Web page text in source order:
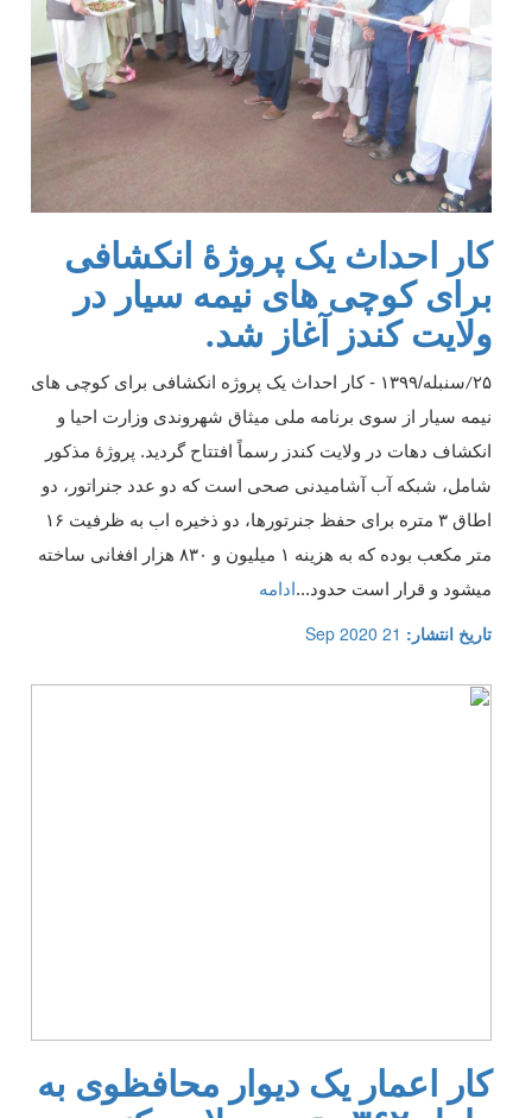
کار احداث یک پروژۀ انکشافی
برای کوچی های نیمه سیار در
ولایت کندز آغاز شد.
۲۵/
سنبله/۱۳۹۹ - کار احداث یک پروژه انکشافی برای کوچی های
نیمه سیار از سوی برنامه ملی میثاق شهروندی وزارت احیا و
انکشاف دهات در ولایت کندز رسماً افتتاح گردید. پروژۀ مذکور
شامل، شبکه آب آشامیدنی صحی است که دو عدد جنراتور، دو
اطاق ۳ متره برای حفظ جنرتورها، دو ذخیره اب به ظرفیت ۱۶
متر مکعب بوده که به هزینه ۱ میلیون و ۸۳۰ هزار افغانی ساخته
میشود و قرار است حدود...ادامه
تاریخ انتشار: 21 Sep 2020
کار اعمار یک دیوار محافظوی به